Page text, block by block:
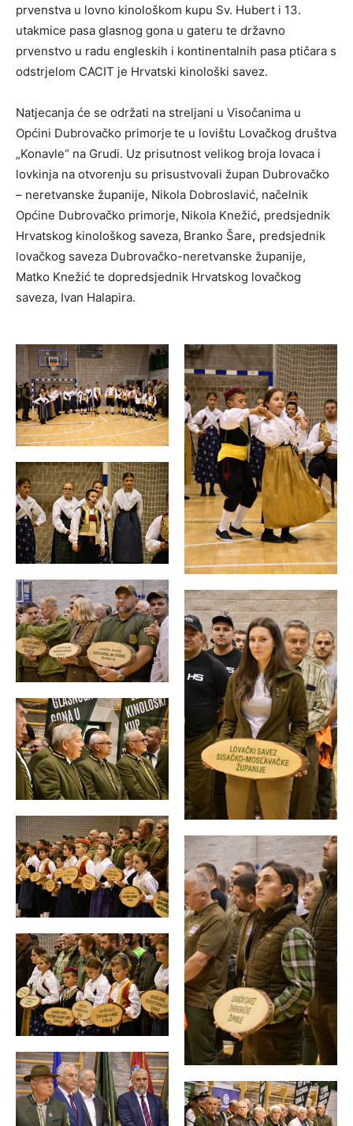
prvenstva u lovno kinološkom kupu Sv. Hubert i 13.
utakmice pasa glasnog gona u gateru te državno
prvenstvo u radu engleskih i kontinentalnih pasa ptičara s
odstrjelom CACIT je Hrvatski kinološki savez.
Natjecanja će se održati na streljani u Visočanima u
Općini Dubrovačko primorje te u lovištu Lovačkog društva
„Konavle“ na Grudi. Uz prisutnost velikog broja lovaca i
lovkinja na otvorenju su prisustvovali župan Dubrovačko
– neretvanske županije, Nikola Dobroslavić, načelnik
Općine Dubrovačko primorje, Nikola Knežić, predsjednik
Hrvatskog kinološkog saveza, Branko Šare, predsjednik
lovačkog saveza Dubrovačko-neretvanske županije,
Matko Knežić te dopredsjednik Hrvatskog lovačkog
saveza, Ivan Halapira.